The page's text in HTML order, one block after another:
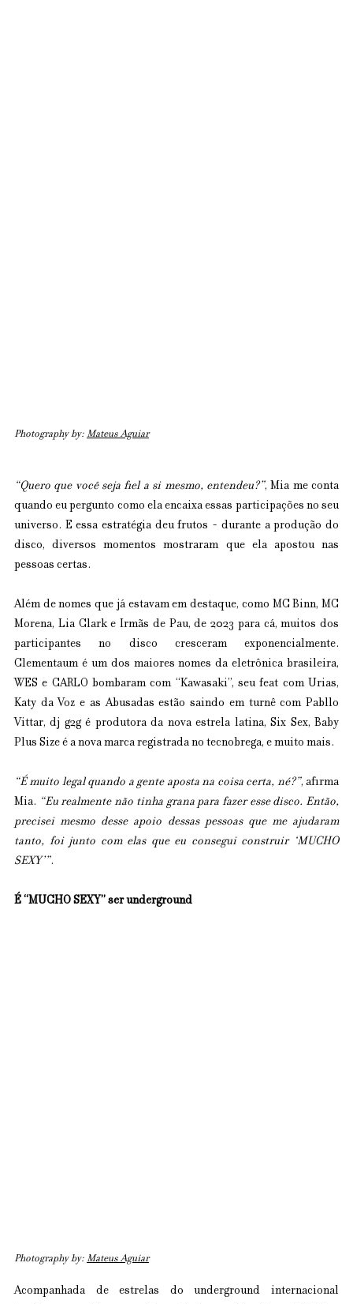
Photography by: Mateus Aguiar
“Quero que você seja fiel a si mesmo, entendeu?”, Mia me conta
quando eu pergunto como ela encaixa essas participações no seu
universo. E essa estratégia deu frutos - durante a produção do
disco, diversos momentos mostraram que ela apostou nas
pessoas certas.
Além de nomes que já estavam em destaque, como MC Binn, MC
Morena, Lia Clark e Irmãs de Pau, de 2023 para cá, muitos dos
participantes no disco cresceram exponencialmente.
Clementaum é um dos maiores nomes da eletrônica brasileira,
WES e CARLO bombaram com “Kawasaki”, seu feat com Urias,
Katy da Voz e as Abusadas estão saindo em turnê com Pabllo
Vittar, dj g2g é produtora da nova estrela latina, Six Sex, Baby
Plus Size é a nova marca registrada no tecnobrega, e muito mais.
“É muito legal quando a gente aposta na coisa certa, né?”, afirma
Mia. “Eu realmente não tinha grana para fazer esse disco. Então,
precisei mesmo desse apoio dessas pessoas que me ajudaram
tanto, foi junto com elas que eu consegui construir ‘MUCHO
SEXY’”.
É “MUCHO SEXY” ser underground
Photography by: Mateus Aguiar
Acompanhada de estrelas do underground internacional